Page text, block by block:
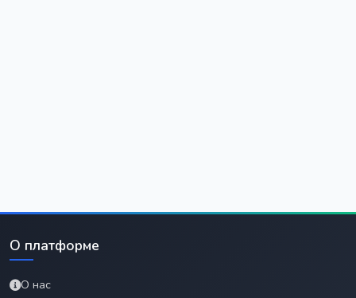
О платформе
О нас